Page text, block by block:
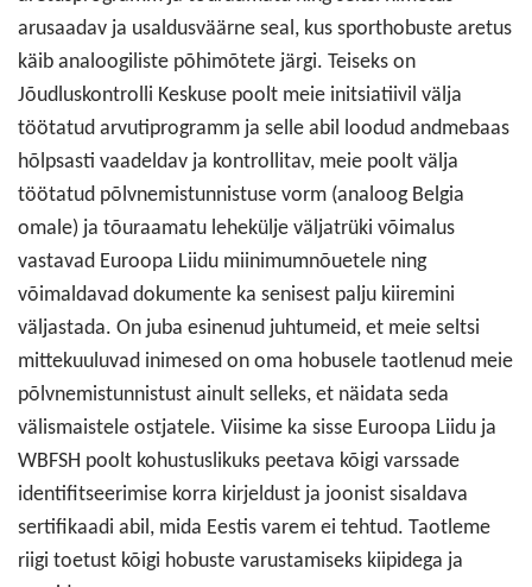
arusaadav ja usaldusväärne seal, kus sporthobuste aretus
käib analoogiliste põhimõtete järgi. Teiseks on
Jõudluskontrolli Keskuse poolt meie initsiatiivil välja
töötatud arvutiprogramm ja selle abil loodud andmebaas
hõlpsasti vaadeldav ja kontrollitav, meie poolt välja
töötatud põlvnemistunnistuse vorm (analoog Belgia
omale) ja tõuraamatu lehekülje väljatrüki võimalus
vastavad Euroopa Liidu miinimumnõuetele ning
võimaldavad dokumente ka senisest palju kiiremini
väljastada. On juba esinenud juhtumeid, et meie seltsi
mittekuuluvad inimesed on oma hobusele taotlenud meie
põlvnemistunnistust ainult selleks, et näidata seda
välismaistele ostjatele. Viisime ka sisse Euroopa Liidu ja
WBFSH poolt kohustuslikuks peetava kõigi varssade
identifitseerimise korra kirjeldust ja joonist sisaldava
sertifikaadi abil, mida Eestis varem ei tehtud. Taotleme
riigi toetust kõigi hobuste varustamiseks kiipidega ja